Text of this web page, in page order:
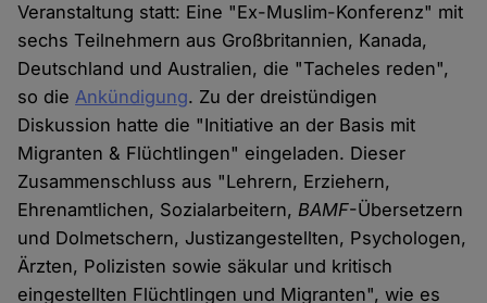
Veranstaltung statt: Eine "Ex-Muslim-Konferenz" mit
sechs Teilnehmern aus Großbritannien, Kanada,
Deutschland und Australien, die "Tacheles reden",
so dieAnkündigung. Zu der dreistündigen
Diskussion hatte die "Initiative an der Basis mit
Migranten & Flüchtlingen" eingeladen. Dieser
Zusammenschluss aus "Lehrern, Erziehern,
Ehrenamtlichen, Sozialarbeitern,BAMF-Übersetzern
und Dolmetschern, Justizangestellten, Psychologen,
Ärzten, Polizisten sowie säkular und kritisch
eingestellten Flüchtlingen und Migranten", wie es